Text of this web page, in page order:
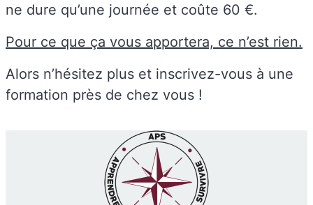
ne dure qu’une journée et coûte 60 €.
Pour ce que ça vous apportera, ce n’est rien.
Alors n’hésitez plus et inscrivez-vous à une
formation près de chez vous !